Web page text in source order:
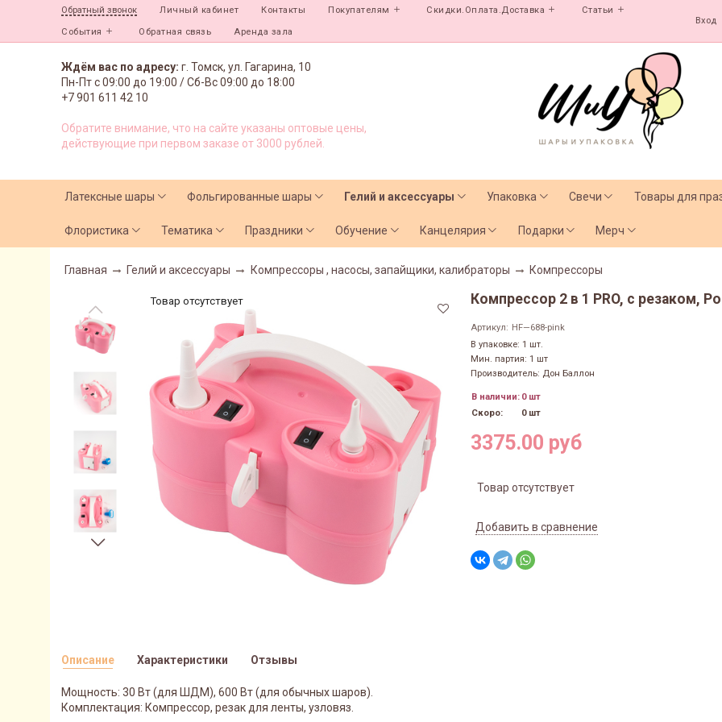
Обратный звонок Личный кабинет Контакты Покупателям Скидки.Оплата.Доставка Статьи
События Обратная связь Аренда зала
Вход
Ждём вас по адресу: г. Томск, ул. Гагарина, 10
Пн-Пт с09:00 до 19:00 /Сб-Вс 09:00 до 18:00
+7 901 611 42 10
Обратите внимание, что на сайте указаны оптовые цены,
действующие при первом заказе от 3000 рублей.
Латексные шары Фольгированные шары Гелий и аксессуары Упаковка Свечи Товары для
Флористика Тематика Праздники Обучение Канцелярия Подарки Мерч
Главная Гелий и аксессуары Компрессоры , насосы, запайщики, калибраторы Компрессоры
Товар отсутствует Компрессор 2 в 1 PRO, с резаком,
Артикул: HF—688-pink
В упаковке: 1 шт.
Мин. партия: 1 шт
Производитель: Дон Баллон
В наличии: 0 шт
Скоро:
0 шт
3375.00 руб
Товар отсутствует
Добавить в сравнение
Описание
Мощность: 30 Вт (для ШДМ), 600 Вт (для обычных шаров).
Комплектация: Компрессор, резак для ленты, узловяз.
Характеристики Отзывы